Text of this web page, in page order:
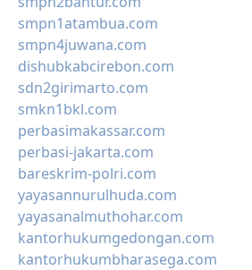
smpn1atambua.com
smpn4juwana.com
dishubkabcirebon.com
sdn2girimarto.com
smkn1bkl.com
perbasimakassar.com
perbasi-jakarta.com
bareskrim-polri.com
yayasannurulhuda.com
yayasanalmuthohar.com
kantorhukumgedongan.com
kantorhukumbharasega.com